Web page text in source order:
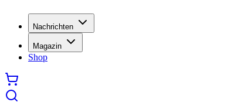
Nachrichten
Magazin
Shop